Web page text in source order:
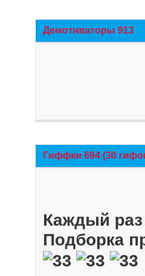
Демотиваторы 913
Гиффки 694 (30
Каждый
Подборка